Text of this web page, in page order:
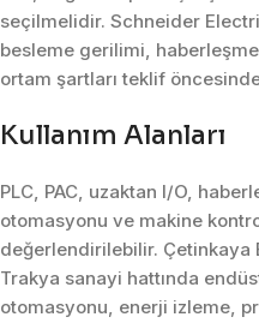
seçilmelidir. Schneider
besleme gerilimi, haberleşme
ortam şartları teklif
Kullanım Alanları
PLC, PAC, uzaktan I/O,
otomasyonu ve makine
değerlendirilebilir. Çetinkaya
Trakya sanayi hattında
otomasyonu, enerji izleme,